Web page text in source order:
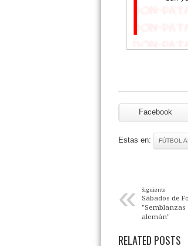
Facebook
Estas en: FÚTBOL
« Siguiente
Sábados de
"Semblanzas
alemán"
RELATED POSTS